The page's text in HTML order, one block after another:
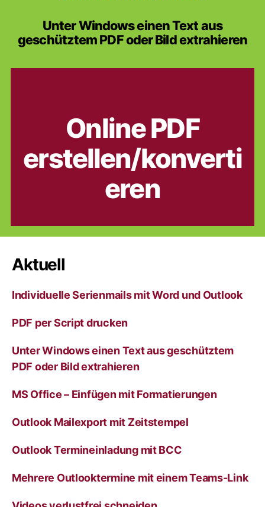
Unter Windows einen Text aus
geschütztem PDF oder Bild extrahieren
Online PDF
erstellen/konverti
eren
Aktuell
Individuelle Serienmails mit Word und Outlook
PDF per Script drucken
Unter Windows einen Text aus geschütztem
PDF oder Bild extrahieren
MS Office – Einfügen mit Formatierungen
Outlook Mailexport mit Zeitstempel
Outlook Termineinladung mit BCC
Mehrere Outlooktermine mit einem Teams-Link